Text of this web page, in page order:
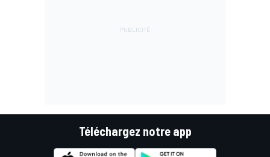
Téléchargez notre app